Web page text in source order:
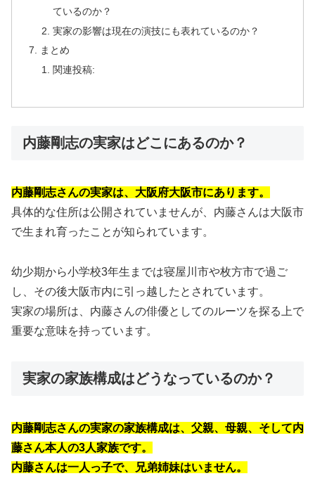
ているのか？
実家の影響は現在の演技にも表れているのか？
まとめ
関連投稿:
内藤剛志の実家はどこにあるのか？
内藤剛志さんの実家は、大阪府大阪市にあります。
具体的な住所は公開されていませんが、内藤さんは大阪市
で生まれ育ったことが知られています。
幼少期から小学校3年生までは寝屋川市や枚方市で過ご
し、その後大阪市内に引っ越したとされています。
実家の場所は、内藤さんの俳優としてのルーツを探る上で
重要な意味を持っています。
実家の家族構成はどうなっているのか？
内藤剛志さんの実家の家族構成は、父親、母親、そして内
藤さん本人の3人家族です。
内藤さんは一人っ子で、兄弟姉妹はいません。